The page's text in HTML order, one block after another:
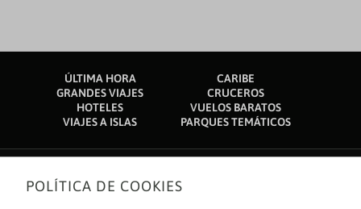
ÚLTIMA HORA
CARIBE
GRANDES VIAJES
CRUCEROS
HOTELES
VUELOS BARATOS
VIAJES A ISLAS
PARQUES TEMÁTICOS
Sobre nosotros
POLÍTICA DE COOKIES